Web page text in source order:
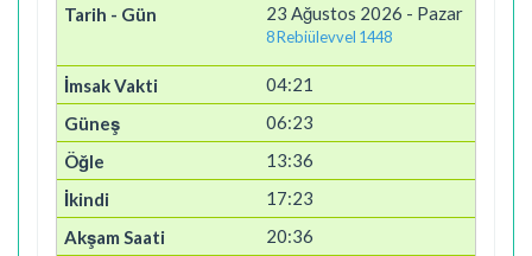
23 Ağustos 2026 - Pazar
8 Rebiülevvel 1448
04:21
06:23
13:36
17:23
20:36